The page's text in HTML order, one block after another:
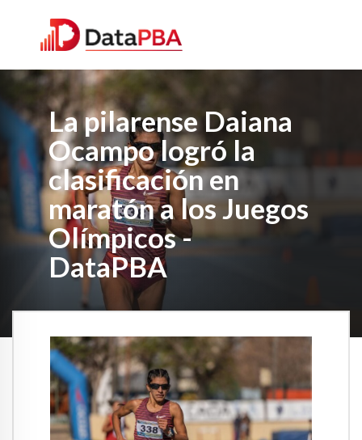
La pilarense Daiana
Ocampo logró la
clasificación en
maratón a los Juegos
Olímpicos -
DataPBA